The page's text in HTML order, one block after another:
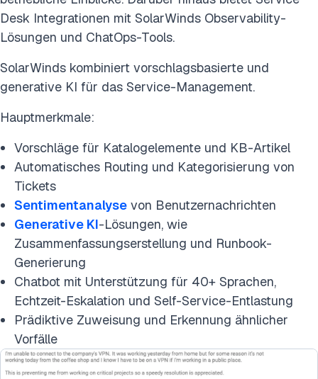
Desk Integrationen mit SolarWinds Observability-
Lösungen und ChatOps-Tools.
SolarWinds kombiniert vorschlagsbasierte und
generative KI für das Service-Management.
Hauptmerkmale:
Vorschläge für Katalogelemente und KB-Artikel
Automatisches Routing und Kategorisierung von
Tickets
Sentimentanalyse von Benutzernachrichten
Generative KI-Lösungen, wie
Zusammenfassungserstellung und Runbook-
Generierung
Chatbot mit Unterstützung für 40+ Sprachen,
Echtzeit-Eskalation und Self-Service-Entlastung
Prädiktive Zuweisung und Erkennung ähnlicher
Vorfälle